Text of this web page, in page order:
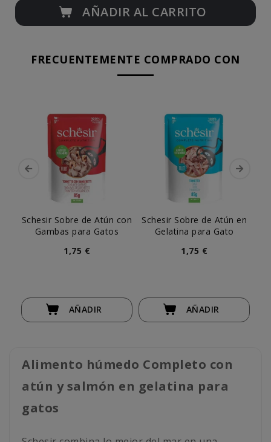
AÑADIR AL CARRITO
FRECUENTEMENTE COMPRADO CON
Schesir Sobre de Atún con
Gambas para Gatos
1,75 €
AÑADIR
Schesir Sobre de Atún en
Gelatina para Gato
1,75 €
AÑADIR
Alimento húmedo Completo con
atún y salmón en gelatina para
gatos